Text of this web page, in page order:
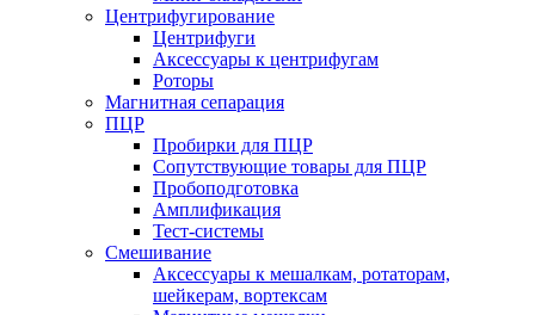
Центрифугирование
Центрифуги
Аксессуары к центрифугам
Роторы
Магнитная сепарация
ПЦР
Пробирки для ПЦР
Сопутствующие товары для ПЦР
Пробоподготовка
Амплификация
Тест-системы
Смешивание
Аксессуары к мешалкам, ротаторам,
шейкерам, вортексам